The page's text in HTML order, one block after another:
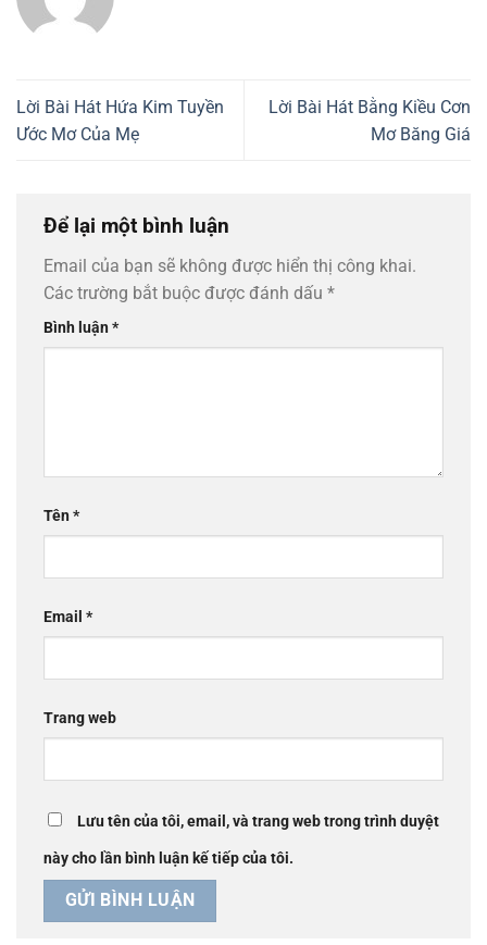
Lời Bài Hát Hứa Kim Tuyền
Ước Mơ Của Mẹ
Lời Bài Hát Bằng Kiều Cơn
Mơ Băng Giá
Để lại một bình luận
Email của bạn sẽ không được hiển thị công khai.
Các trường bắt buộc được đánh dấu *
Bình luận*
Tên*
Email *
Trang web
Lưu tên của tôi, email, và trang web trong trình duyệt
này cho lần bình luận kế tiếp của tôi.